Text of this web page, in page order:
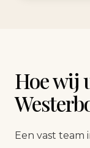
Hoe wij
Een vast team